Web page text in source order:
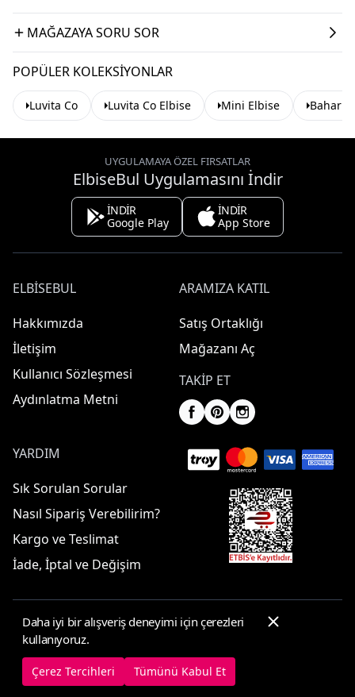
MAĞAZAYA SORU SOR
POPÜLER KOLEKSIYONLAR
Luvita Co Luvita Co Elbise Mini Elbise
UYGULAMAYA ÖZEL FIRSATLAR
ElbiseBul Uygulamasını İndir
İNDİR
Google Play
İNDİR
App Store
ELBISEBUL
Hakkımızda
İletişim
Kullanıcı Sözleşmesi
Aydınlatma Metni
ARAMIZA KATIL
Satış Ortaklığı
Mağazanı Aç
TAKIP ET
YARDIM
Sık Sorulan Sorular
Nasıl Sipariş Verebilirim?
Kargo ve Teslimat
İade, İptal ve Değişim
© 2025 ElbiseBul -
Çerez Tercihleri Çerez Politikası
Daha iyi bir alışveriş deneyimi için çerezleri
kullanıyoruz.
Çerez Tercihleri Tümünü Kabul Et